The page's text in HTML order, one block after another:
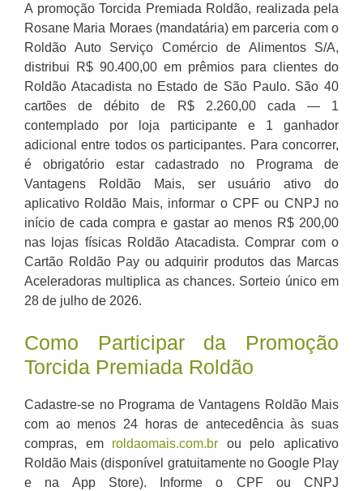
A promoção Torcida Premiada Roldão, realizada pela
Rosane Maria Moraes (mandatária) em parceria com o
Roldão Auto Serviço Comércio de Alimentos S/A,
distribui R$ 90.400,00 em prêmios para clientes do
Roldão Atacadista no Estado de São Paulo. São 40
cartões de débito de R$ 2.260,00 cada — 1
contemplado por loja participante e 1 ganhador
adicional entre todos os participantes. Para concorrer,
é obrigatório estar cadastrado no Programa de
Vantagens Roldão Mais, ser usuário ativo do
aplicativo Roldão Mais, informar o CPF ou CNPJ no
início de cada compra e gastar ao menos R$ 200,00
nas lojas físicas Roldão Atacadista. Comprar com o
Cartão Roldão Pay ou adquirir produtos das Marcas
Aceleradoras multiplica as chances. Sorteio único em
28 de julho de 2026.
Como Participar da Promoção
Torcida Premiada Roldão
Cadastre-se no Programa de Vantagens Roldão Mais
com ao menos 24 horas de antecedência às suas
compras, em roldaomais.com.br ou pelo aplicativo
Roldão Mais (disponível gratuitamente no Google Play
e na App Store). Informe o CPF ou CNPJ